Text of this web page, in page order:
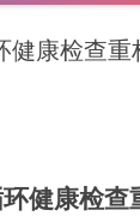
健康检查重
健康检查